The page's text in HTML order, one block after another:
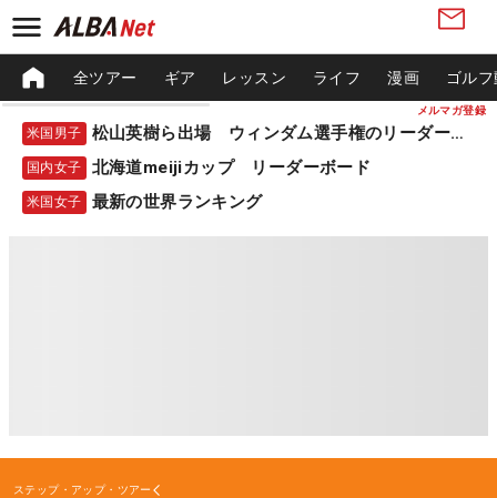
メルマガ登録
全ツアー ギア レッスン ライフ 漫画 ゴル
米国男子 松山英樹ら出場 ウィンダム選手権のリーダーボード
国内女子 北海道meijiカップ リーダーボード
米国女子 最新の世界ランキング
ステップ・アップ・ツアー